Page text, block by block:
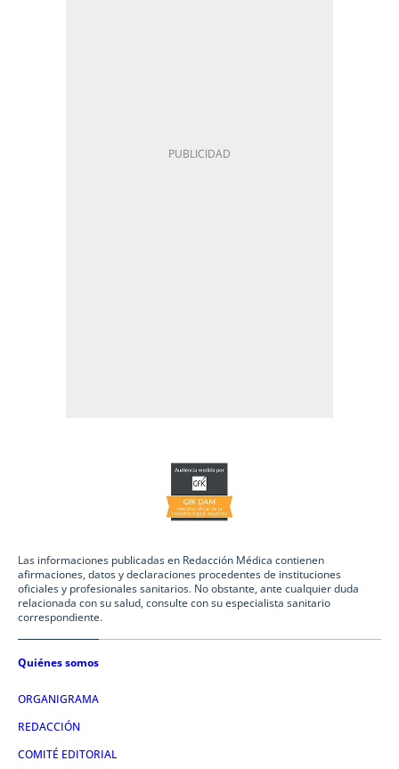
Las informaciones publicadas en Redacción Médica contienen
afirmaciones, datos y declaraciones procedentes de instituciones
oficiales y profesionales sanitarios. No obstante, ante cualquier duda
relacionada con su salud, consulte con su especialista sanitario
correspondiente.
Quiénes somos
ORGANIGRAMA
REDACCIÓN
COMITÉ EDITORIAL